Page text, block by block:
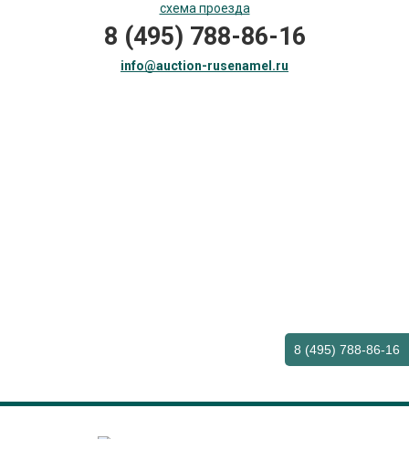
8 (495) 788-86-16
схема проезда
8 (495) 788-86-16
info@auction-rusenamel.ru